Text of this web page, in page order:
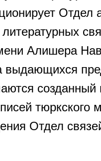
Отдел
литературных
Алишера
выдающихся
созданный
тюркского
Отдел